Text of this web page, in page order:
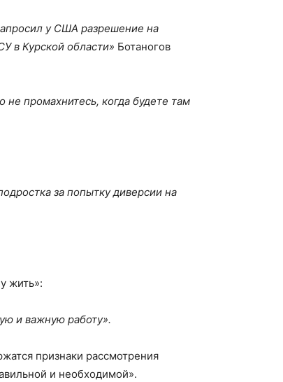
у США разрешение на
в Курской области» Ботаногов
промахнитесь, когда будете там
за попытку диверсии на
жить»:
и важную работу».
признаки рассмотрения
и необходимой».